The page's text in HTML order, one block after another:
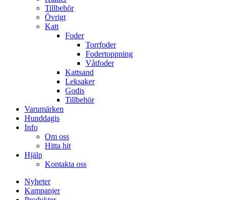
Tillbehör
Övrigt
Katt
Foder
Torrfoder
Fodertoppning
Våtfoder
Kattsand
Leksaker
Godis
Tillbehör
Varumärken
Hunddagis
Info
Om oss
Hitta hit
Hjälp
Kontakta oss
Nyheter
Kampanjer